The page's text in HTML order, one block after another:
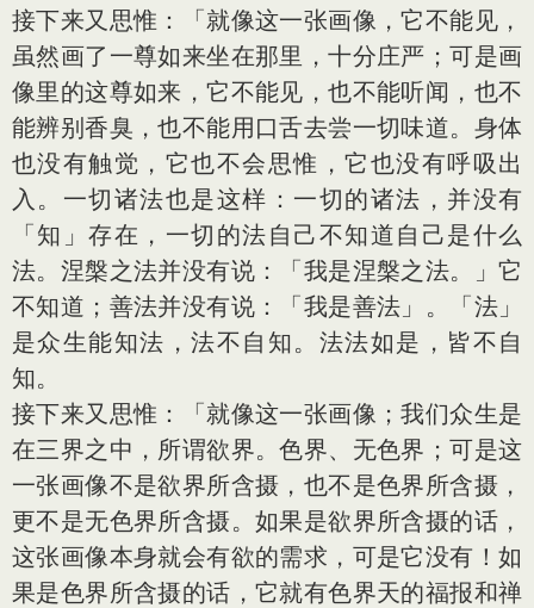
接下来又思惟：「就像这一张画像，它不能见，
虽然画了一尊如来坐在那里，十分庄严；可是画
像里的这尊如来，它不能见，也不能听闻，也不
能辨别香臭，也不能用口舌去尝一切味道。身体
也没有触觉，它也不会思惟，它也没有呼吸出
入。一切诸法也是这样：一切的诸法，并没有
「知」存在，一切的法自己不知道自己是什么
法。涅槃之法并没有说：「我是涅槃之法。」它
不知道；善法并没有说：「我是善法」。「法」
是众生能知法，法不自知。法法如是，皆不自
知。
接下来又思惟：「就像这一张画像；我们众生是
在三界之中，所谓欲界。色界、无色界；可是这
一张画像不是欲界所含摄，也不是色界所含摄，
更不是无色界所含摄。如果是欲界所含摄的话，
这张画像本身就会有欲的需求，可是它没有！如
果是色界所含摄的话，它就有色界天的福报和禅